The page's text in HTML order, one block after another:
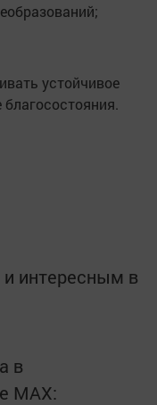
устойчивое
интересным в
в
MАХ: